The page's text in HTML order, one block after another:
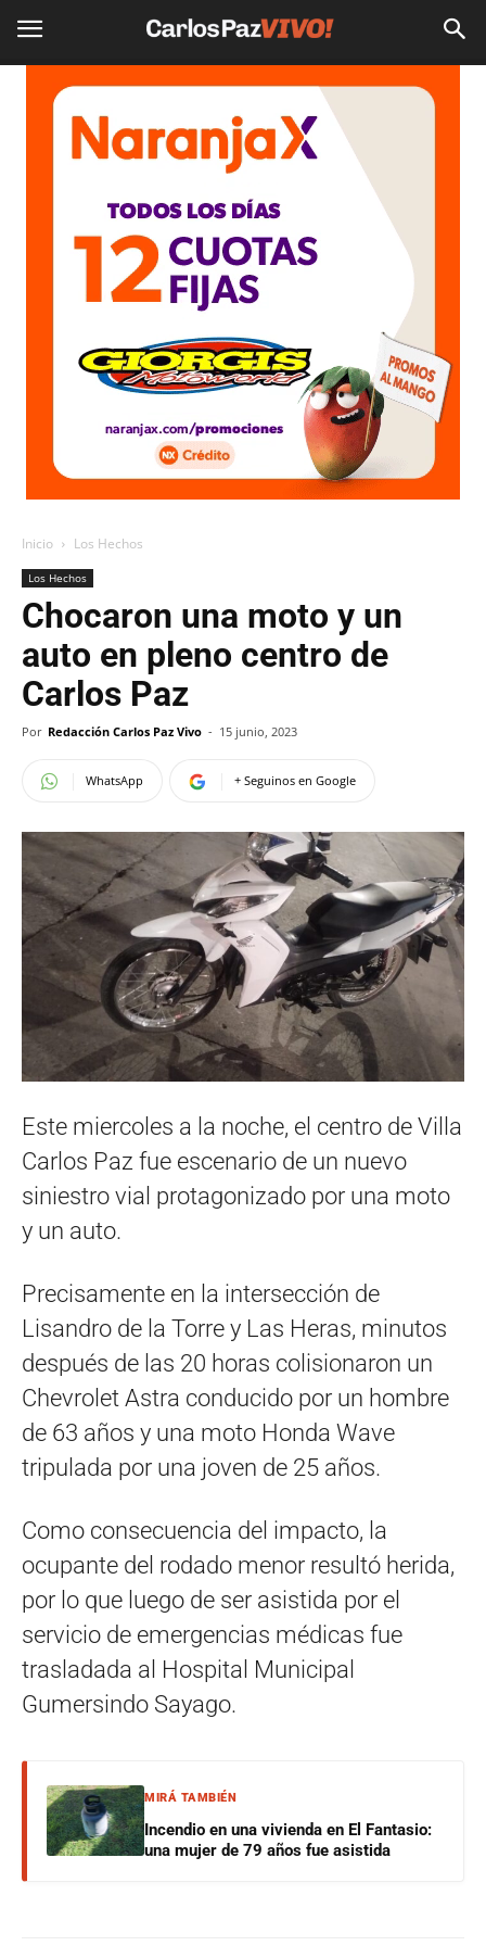
Inicio Los Hechos
Los Hechos
Chocaron una moto y un
auto en pleno centro de
Carlos Paz
Por Redacción Carlos Paz Vivo - 15 junio, 2023
WhatsApp + Seguinos en Google
Este miercoles a la noche, el centro de Villa
Carlos Paz fue escenario de un nuevo
siniestro vial protagonizado por una moto
y un auto.
Precisamente en la intersección de
Lisandro de la Torre y Las Heras, minutos
después de las 20 horas colisionaron un
Chevrolet Astra conducido por un hombre
de 63 años y una moto Honda Wave
tripulada por una joven de 25 años.
Como consecuencia del impacto, la
ocupante del rodado menor resultó herida,
por lo que luego de ser asistida por el
servicio de emergencias médicas fue
trasladada al Hospital Municipal
Gumersindo Sayago.
MIRÁ TAMBIÉN
Incendio en una vivienda en El Fantasio:
una mujer de 79 años fue asistida